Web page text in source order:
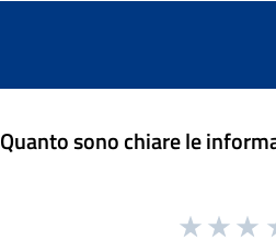
Quanto sono chiare le